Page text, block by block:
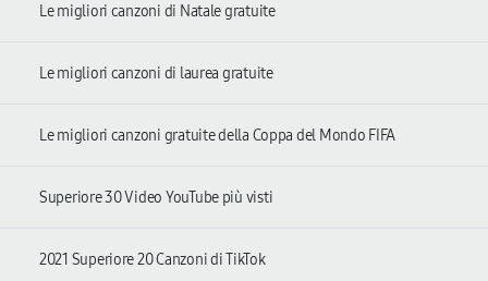
Le migliori canzoni di Natale gratuite
Le migliori canzoni di laurea gratuite
Le migliori canzoni gratuite della Coppa del Mondo FIFA
Superiore 30 Video YouTube più visti
2021 Superiore 20 Canzoni di TikTok